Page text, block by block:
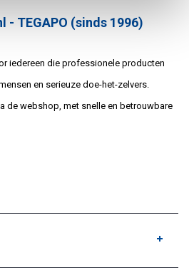
TEGAPO (sinds 1996)
iedereen die professionele producten
en serieuze doe-het-zelvers.
de webshop, met snelle en betrouwbare